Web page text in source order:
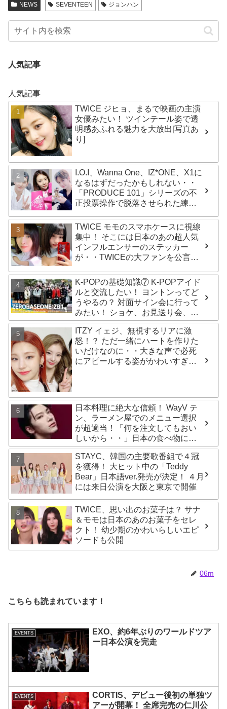
NEWS SEVENTEEN ジョンハン
人気記事
人気記事
TWICE ジヒョ、まるで映画の主演
女優みたい！ ツインテール姿で透
明感あふれる魅力を大放出[写真あ
り]
I.O.I、Wanna One、IZ*ONE、X1に
なるはずだったかもしれない・・
「PRODUCE 101」シリーズの不
正投票操作で脱落させられた練習
TWICE モモのスマホケースに視線
集中！ そこには日本のあの超人気
インフルエンサーのステッカー
が・・TWICEの大ファンを公言す
「成功したファン」だと話題沸騰
K-POPの基礎知識⑦ K-POPアイド
ルと交流したい！ ヨントンってど
うやるの？ 対面サイン会に行って
みたい！ ショケ、お見送り会、握
手会・・・リリースイベントあれ
これを紹介
ITZY イェジ、無視するリアに激
怒！？ ただ一緒にハートを作りた
いだけなのに・・大きな声で必死
にアピールする姿がかわいすぎる
日本料理に絶大な信頼！ WayV テ
ン、ラーメン屋でのメニュー選択
が超適当！「何を注文してもおい
しいから・・」日本の食べ物に関
する持論を明かす
STAYC、韓国の主要歌番組で４冠
を獲得！ 大ヒット中の「Teddy
Bear」日本語ver.発売が決定！ ４月
には来日公演を大阪と東京で開催
TWICE、思い出のお菓子は？ サナ
＆モモは日本のあのお菓子をセレ
クト！ 幼少期のかわいらしいエピ
ソードも公開
06m
こちらも読まれています！
EVENTS
EXO、約6年ぶりのワールドツア
ー日本公演を完走
EVENTS
CORTIS、デビュー後初の単独ツ
アーが開幕！ 全席完売の仁川公